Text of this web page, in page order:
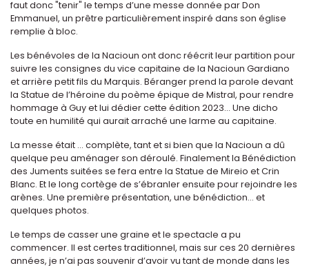
faut donc "tenir" le temps d’une messe donnée par Don
Emmanuel, un prêtre particulièrement inspiré dans son église
remplie à bloc.
Les bénévoles de la Nacioun ont donc réécrit leur partition pour
suivre les consignes du vice capitaine de la Nacioun Gardiano
et arrière petit fils du Marquis. Béranger prend la parole devant
la Statue de l’héroine du poème épique de Mistral, pour rendre
hommage à Guy et lui dédier cette édition 2023... Une dicho
toute en humilité qui aurait arraché une larme au capitaine.
La messe était ... complète, tant et si bien que la Nacioun a dû
quelque peu aménager son déroulé. Finalement la Bénédiction
des Juments suitées se fera entre la Statue de Mireio et Crin
Blanc. Et le long cortège de s’ébranler ensuite pour rejoindre les
arènes. Une première présentation, une bénédiction... et
quelques photos.
Le temps de casser une graine et le spectacle a pu
commencer. Il est certes traditionnel, mais sur ces 20 dernières
années, je n’ai pas souvenir d’avoir vu tant de monde dans les